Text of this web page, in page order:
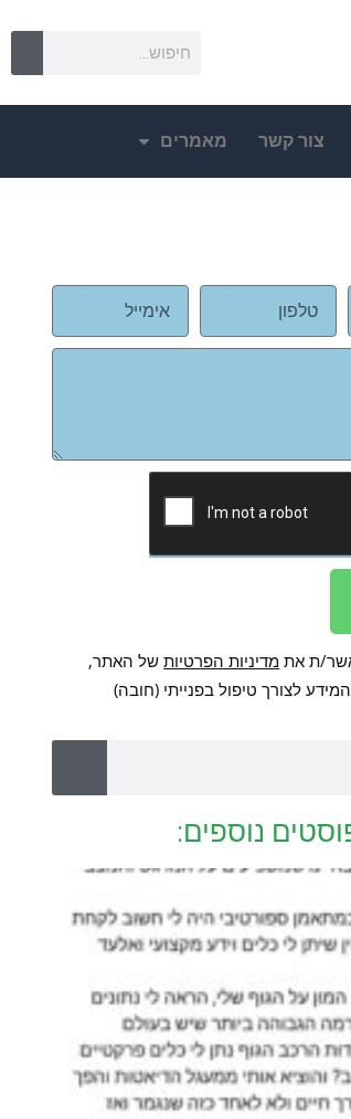
צור קשר מאמרים
ת את מדיניות הפרטיותשל האתר,
לצורך טיפול בפנייתי (חובה)
נוספים: